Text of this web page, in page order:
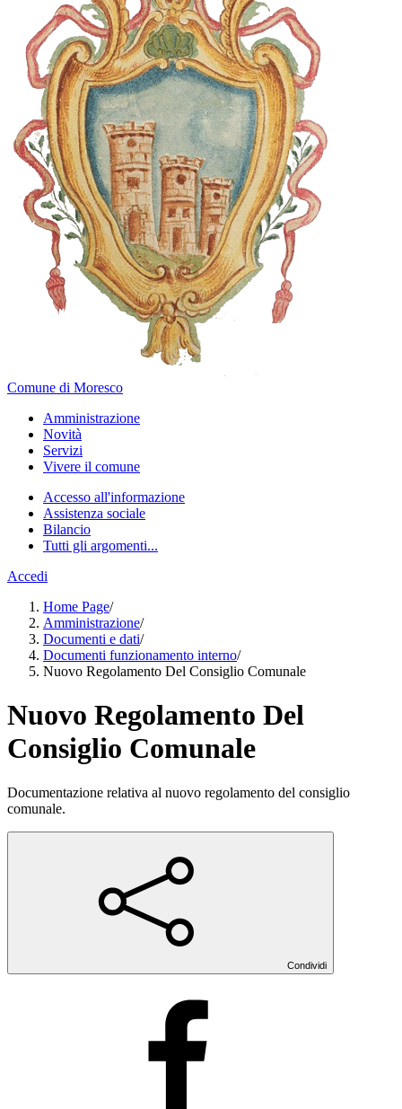
Comune di Moresco
Amministrazione
Novità
Servizi
Vivere il comune
Accesso all'informazione
Assistenza sociale
Bilancio
Tutti gli argomenti...
Accedi
Home Page/
Amministrazione/
Documenti e dati/
Documenti funzionamento interno/
Nuovo Regolamento Del Consiglio Comunale
Nuovo Regolamento Del
Consiglio Comunale
Documentazione relativa al nuovo regolamento del consiglio
comunale.
Condividi